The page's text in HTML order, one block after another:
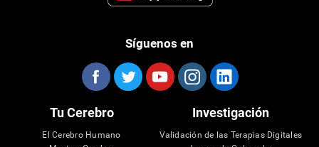
Síguenos en
Tu Cerebro
El Cerebro Humano
Investigación
Validación de las Terapias Digitales